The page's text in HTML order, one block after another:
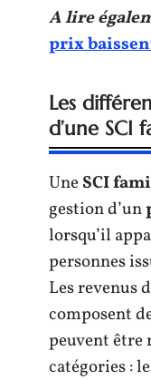
A lire
prix
Les
d’une SCI
UneSCI
gestion d’un
lorsqu’il
personnes
Les revenus
composent
peuvent être
catégories :